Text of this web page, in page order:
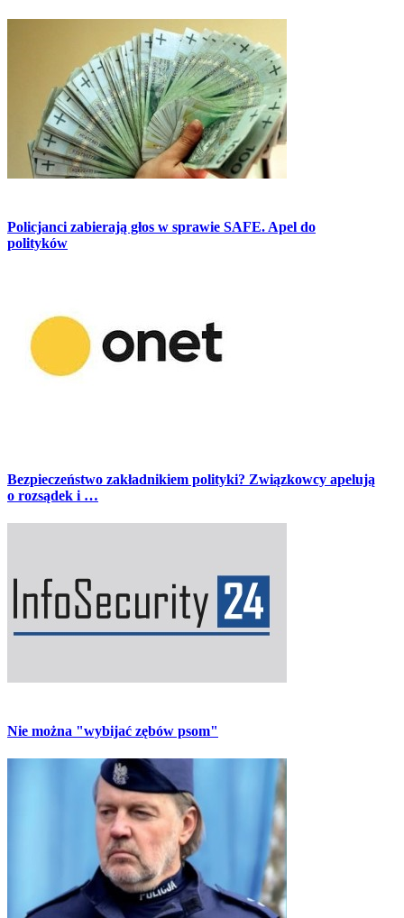
Policjanci zabierają głos w sprawie SAFE. Apel do
polityków
Bezpieczeństwo zakładnikiem polityki? Związkowcy apelują
o rozsądek i …
Nie można "wybijać zębów psom"